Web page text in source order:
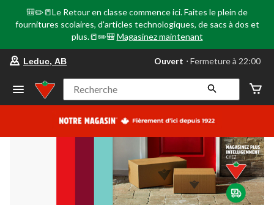
🎒✏️📒Le Retour en classe commence ici. Faites le plein de
fournitures scolaires, d'articles technologiques, de sacs à dos et
plus.📒✏️🎒 Magasinez maintenant
votre
préféré
Leduc,
AB,
courament
Fermeture
à
22:00
cliquer
pour
changer
Leduc, AB Ouvert ⋅ Fermeture à 22:00
Recherche